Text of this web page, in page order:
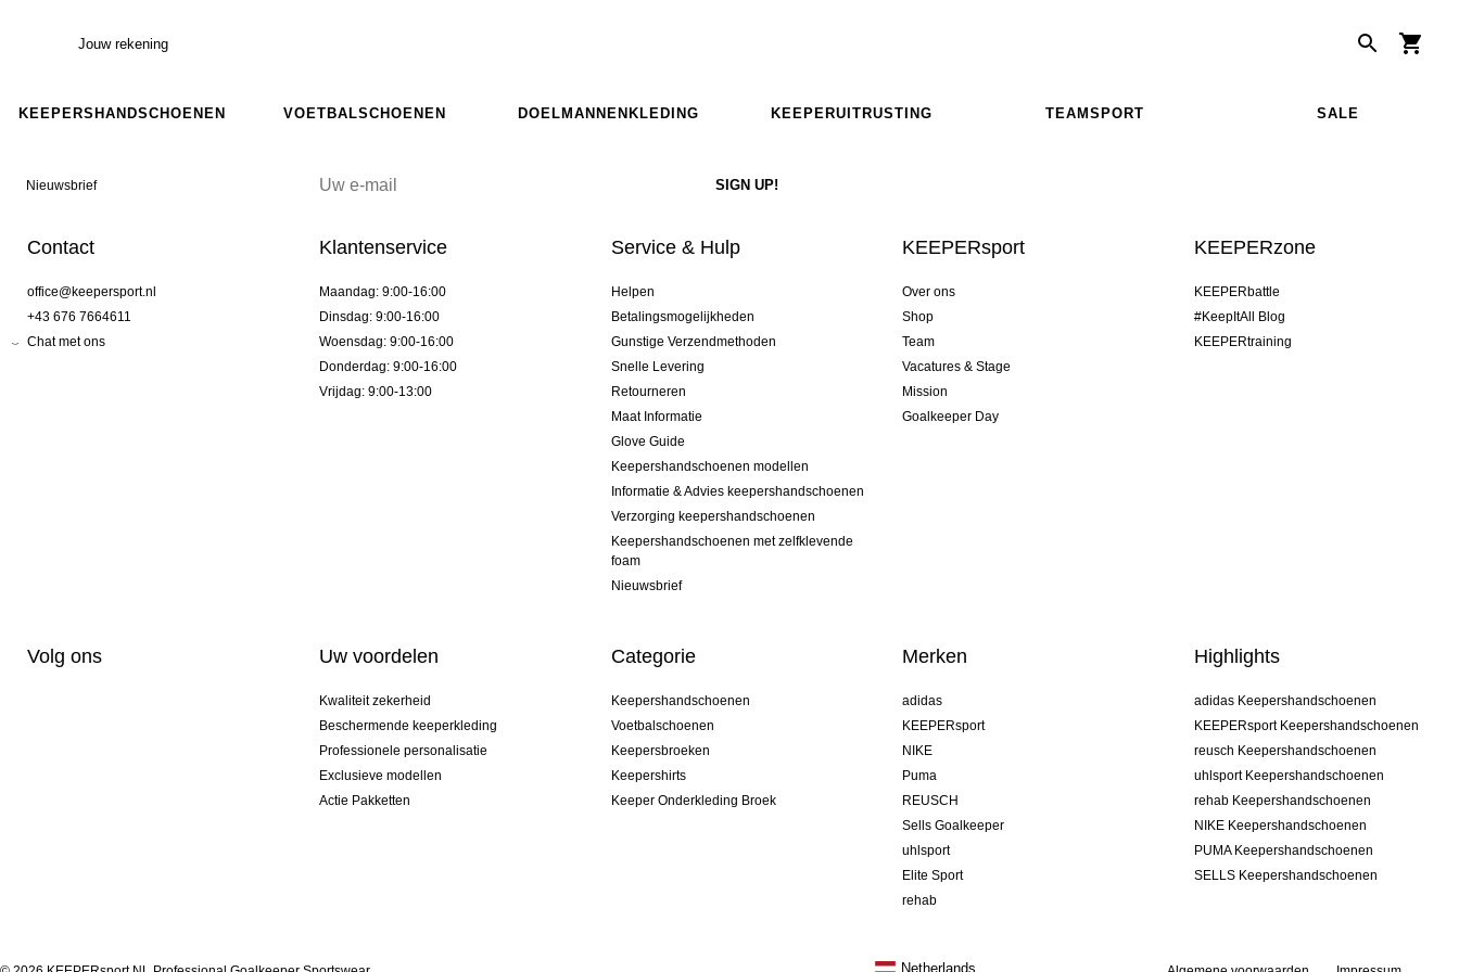
Jouw rekening
KEEPERSHANDSCHOENEN VOETBALSCHOENEN DOELMANNENKLEDING KEEPERUITRUSTING TEAMSPORT SALE
Nieuwsbrief
Contact
office@keepersport.nl
+43 676 7664611
Chat met ons
Klantenservice
Maandag: 9:00-16:00
Dinsdag: 9:00-16:00
Woensdag: 9:00-16:00
Donderdag: 9:00-16:00
Vrijdag: 9:00-13:00
Service & Hulp
Helpen
Betalingsmogelijkheden
Gunstige Verzendmethoden
Snelle Levering
Retourneren
Maat Informatie
Glove Guide
Keepershandschoenen modellen
Informatie & Advies keepershandschoenen
Verzorging keepershandschoenen
Keepershandschoenen met zelfklevende
foam
Nieuwsbrief
KEEPERsport
Over ons
Shop
Team
Vacatures & Stage
Mission
Goalkeeper Day
KEEPERzone
KEEPERbattle
#KeepItAll Blog
KEEPERtraining
Volg ons Uw voordelen
Kwaliteit zekerheid
Beschermende keeperkleding
Professionele personalisatie
Exclusieve modellen
Actie Pakketten
Categorie
Keepershandschoenen
Voetbalschoenen
Keepersbroeken
Keepershirts
Keeper Onderkleding Broek
Merken
adidas
KEEPERsport
NIKE
Puma
REUSCH
Sells Goalkeeper
uhlsport
Elite Sport
rehab
Highlights
adidas Keepershandschoenen
KEEPERsport Keepershandschoenen
reusch Keepershandschoenen
uhlsport Keepershandschoenen
rehab Keepershandschoenen
NIKE Keepershandschoenen
PUMA Keepershandschoenen
SELLS Keepershandschoenen
Netherlands